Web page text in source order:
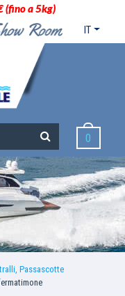
(fino a 5kg)
IT
0
Passascotte